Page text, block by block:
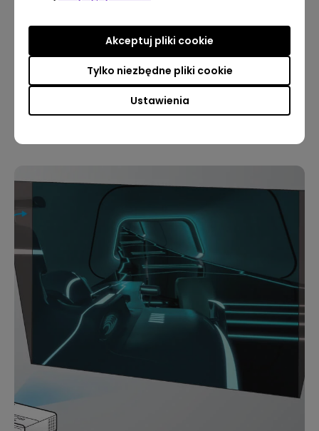
Ustawienia
Tylko niezbędne pliki cookie
Akceptuj pliki cookie
Cyfrowe przesunięcie obiektywu pozwala uzyskać obrazy
o idealnie prostych krawędziach, co zapewnia większą
elastyczność w zakresie instalacji i rozmieszczenia.